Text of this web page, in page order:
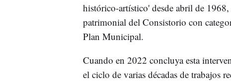
histórico-artístico' desde abril de
patrimonial del Consistorio con
Plan Municipal.
Cuando en 2022 concluya esta
el ciclo de varias décadas de trabajos